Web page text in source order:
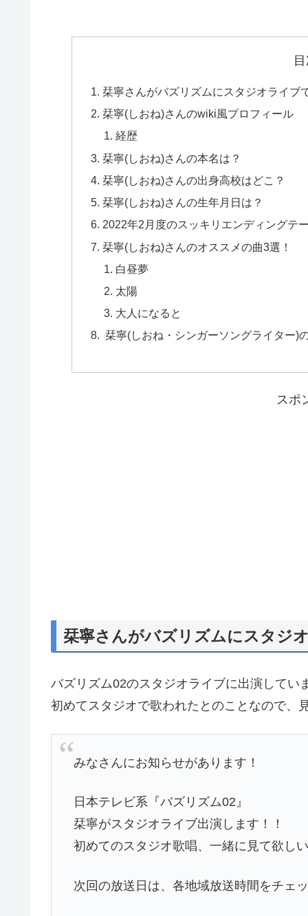
栞寧さんがバズリズムにスタジオライブ
栞寧(しおね)さんのwiki風プロフィール
経歴
栞寧(しおね)さんの本名は？
栞寧(しおね)さんの出身高校はどこ？
栞寧(しおね)さんの生年月日は？
2022年2月度のスッキリエンディングテ
栞寧(しおね)さんのオススメの曲3選！
白昼夢
太陽
大人になると
栞寧(しおね・シンガーソングライター)
スポ
栞寧さんがバズリズムにスタジ
バズリズム02のスタジオライブに出演してい
初めてスタジオで歌われたとのことなので、
みなさんにお知らせがあります！
日本テレビ系『バズリズム02』
栞寧がスタジオライブ出演します！！
初めてのスタジオ歌唱、一緒に見て欲し
次回の放送日は、各地域放送時間をチェ